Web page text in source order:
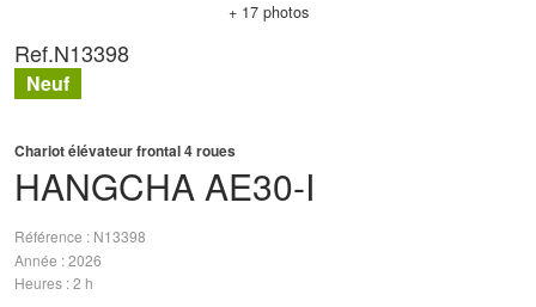
+ 17 photos
HANGCHAAE30-I
Chariot élévateur frontal 4 roues
Référence
N13398
Année 2026
Heures 2 h
Ref.N13398
Neuf